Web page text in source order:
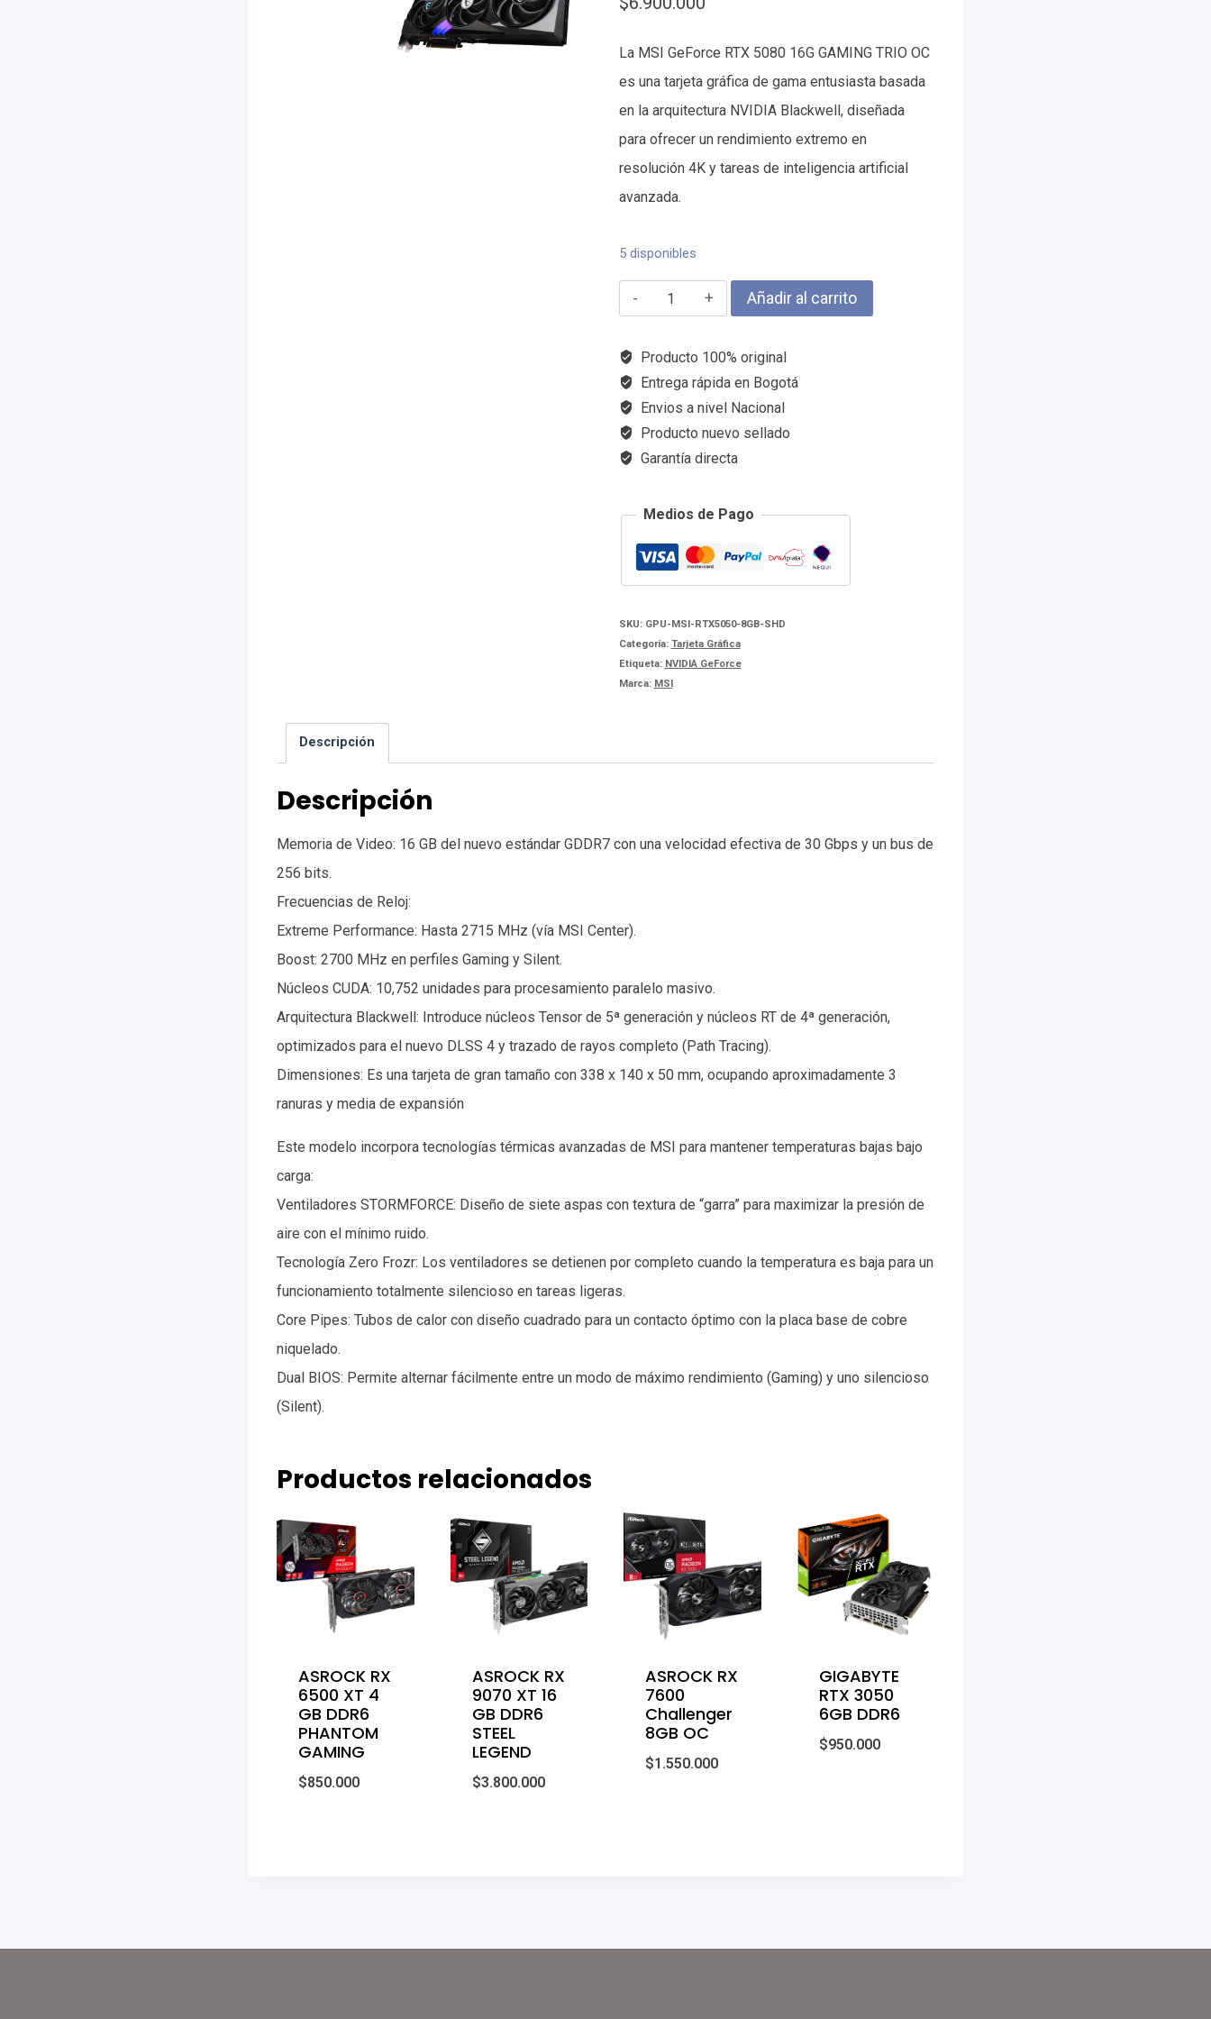
La MSI GeForce RTX 5080 16G GAMING TRIO OC
es una tarjeta gráfica de gama entusiasta basada
en la arquitectura NVIDIA Blackwell, diseñada
para ofrecer un rendimiento extremo en
resolución 4K y tareas de inteligencia artificial
avanzada.
5 disponibles
MSI
5080
16GB
GAMING
TRIO
OC
cantidad
Añadir al carrito
Producto 100% original
Entrega rápida en Bogotá
Envios a nivel Nacional
Producto nuevo sellado
Garantía directa
Medios de Pago
SKU: GPU-MSI-RTX5050-8GB-SHD
Categoría: Tarjeta Gráfica
Etiqueta: NVIDIA GeForce
Marca: MSI
Descripción
Descripción
Memoria de Video: 16 GB del nuevo estándar GDDR7 con una velocidad efectiva de 30 Gbps y un bus de
256 bits.
Frecuencias de Reloj:
Extreme Performance: Hasta 2715 MHz (vía MSI Center).
Boost: 2700 MHz en perfiles Gaming y Silent.
Núcleos CUDA: 10,752 unidades para procesamiento paralelo masivo.
Arquitectura Blackwell: Introduce núcleos Tensor de 5ª generación y núcleos RT de 4ª generación,
optimizados para el nuevo DLSS 4 y trazado de rayos completo (Path Tracing).
Dimensiones: Es una tarjeta de gran tamaño con 338 x 140 x 50 mm, ocupando aproximadamente 3
ranuras y media de expansión
Este modelo incorpora tecnologías térmicas avanzadas de MSI para mantener temperaturas bajas bajo
carga:
Ventiladores STORMFORCE: Diseño de siete aspas con textura de “garra” para maximizar la presión de
aire con el mínimo ruido.
Tecnología Zero Frozr: Los ventiladores se detienen por completo cuando la temperatura es baja para un
funcionamiento totalmente silencioso en tareas ligeras.
Core Pipes: Tubos de calor con diseño cuadrado para un contacto óptimo con la placa base de cobre
niquelado.
Dual BIOS: Permite alternar fácilmente entre un modo de máximo rendimiento (Gaming) y uno silencioso
(Silent).
Productos relacionados
ASROCK RX
6500 XT 4
GB DDR6
PHANTOM
GAMING
$850.000
ASROCK RX
9070 XT 16
GB DDR6
STEEL
LEGEND
$3.800.000
ASROCK RX
7600
Challenger
8GB OC
$1.550.000
GIGABYTE
RTX 3050
6GB DDR6
$950.000